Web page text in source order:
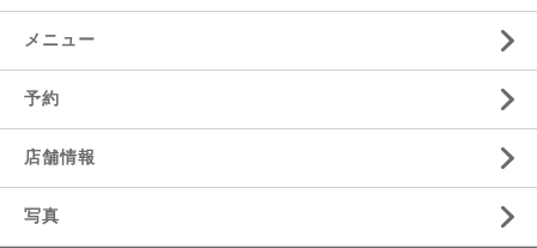
メニュー
予約
店舗情報
写真